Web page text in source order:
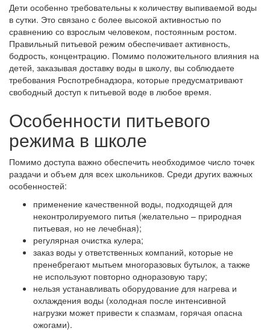
Дети особенно требовательны к количеству выпиваемой воды
в сутки. Это связано с более высокой активностью по
сравнению со взрослым человеком, постоянным ростом.
Правильный питьевой режим обеспечивает активность,
бодрость, концентрацию. Помимо положительного влияния на
детей, заказывая доставку воды в школу, вы соблюдаете
требования Роспотребнадзора, которые предусматривают
свободный доступ к питьевой воде в любое время.
Особенности питьевого
режима в школе
Помимо доступа важно обеспечить необходимое число точек
раздачи и объем для всех школьников. Среди других важных
особенностей:
применение качественной воды, подходящей для
неконтролируемого питья (желательно – природная
питьевая, но не лечебная);
регулярная очистка кулера;
заказ воды у ответственных компаний, которые не
пренебрегают мытьем многоразовых бутылок, а также
не используют повторно одноразовую тару;
нельзя устанавливать оборудование для нагрева и
охлаждения воды (холодная после интенсивной
нагрузки может привести к спазмам, горячая опасна
ожогами).